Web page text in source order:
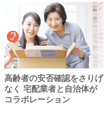
高齢者の安否確認をさりげ
なく 宅配業者と自治体が
コラボレーション